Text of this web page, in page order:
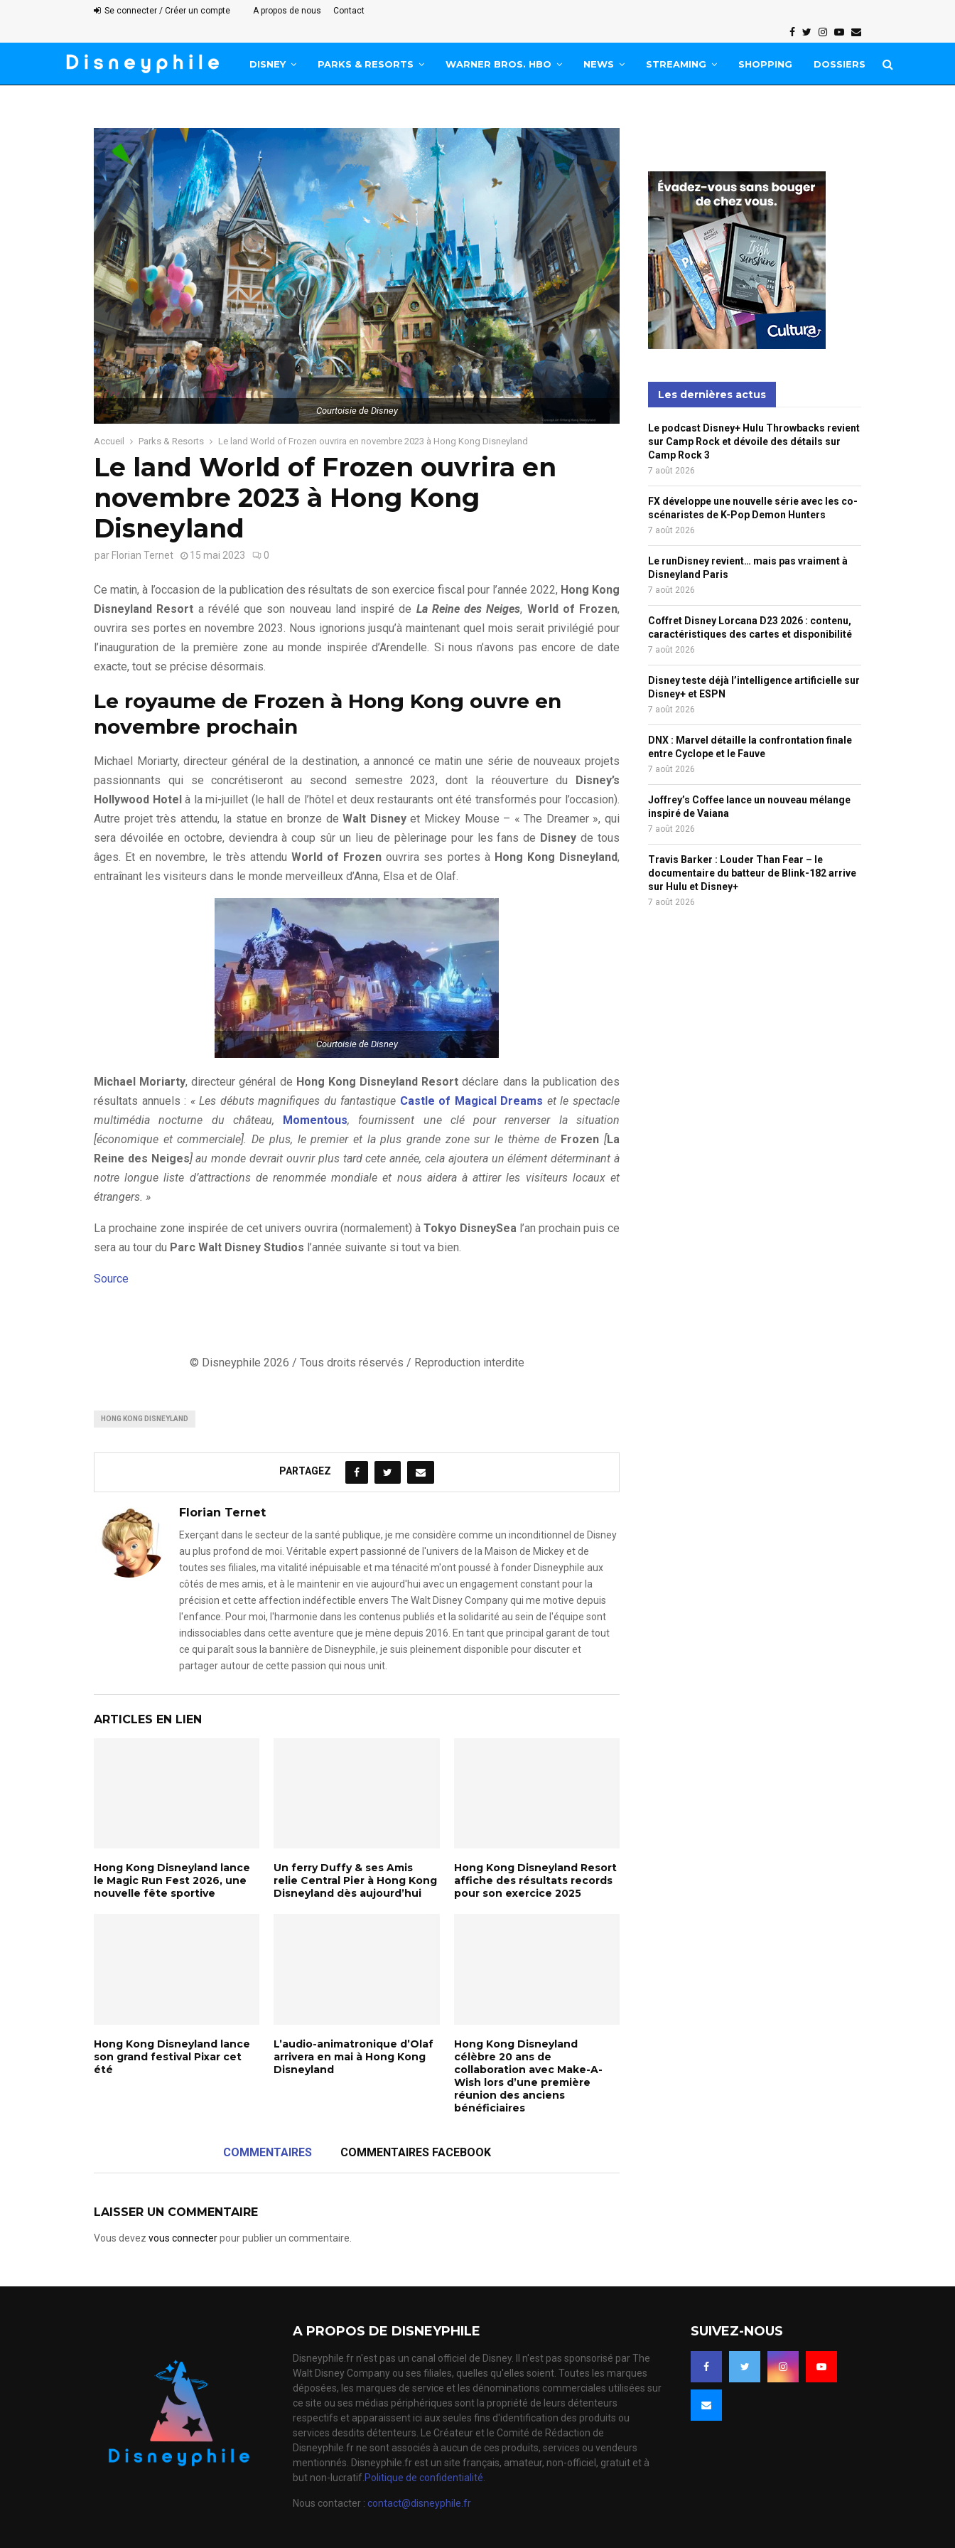
Se connecter / Créer un compte A propos de nous Contact
Facebook
Twitter
Instagram
Youtube
Email
DISNEY PARKS & RESORTS WARNER BROS. HBO NEWS STREAMING SHOPPING DOSSIERS
Courtoisie de Disney
Accueil Parks & Resorts Le land World of Frozen ouvrira en novembre 2023 à Hong Kong Disneyland
Le land World of Frozen ouvrira en
novembre 2023 à Hong Kong
Disneyland
par Florian Ternet 15 mai 2023 0
Ce matin, à l’occasion de la publication des résultats de son exercice fiscal pour l’année 2022, Hong Kong
Disneyland Resort a révélé que son nouveau land inspiré de La Reine des Neiges, World of Frozen,
ouvrira ses portes en novembre 2023. Nous ignorions jusqu’à maintenant quel mois serait privilégié pour
l’inauguration de la première zone au monde inspirée d’Arendelle. Si nous n’avons pas encore de date
exacte, tout se précise désormais.
Le royaume de Frozen à Hong Kong ouvre en
novembre prochain
Michael Moriarty, directeur général de la destination, a annoncé ce matin une série de nouveaux projets
passionnants qui se concrétiseront au second semestre 2023, dont la réouverture du
Disney’s
Hollywood Hotel à la mi-juillet (le hall de l’hôtel et deux restaurants ont été transformés pour l’occasion).
Autre projet très attendu, la statue en bronze deWalt Disneyet Mickey Mouse – « The Dreamer », qui
sera dévoilée en octobre, deviendra à coup sûr un lieu de pèlerinage pour les fans de Disney de tous
âges. Et en novembre, le très attendu World of Frozen ouvrira ses portes à Hong Kong Disneyland,
entraînant les visiteurs dans le monde merveilleux d’Anna, Elsa et de Olaf.
Courtoisie de Disney
Michael Moriarty, directeur général de Hong Kong Disneyland Resort déclare dans la publication des
résultats annuels : « Les débuts magnifiques du fantastique Castle of Magical Dreams et le spectacle
multimédia nocturne du château, Momentous, fournissent une clé pour renverser la situation
[économique et commerciale]. De plus, le premier et la plus grande zone sur le thème de Frozen [La
Reine des Neiges] au monde devrait ouvrir plus tard cete année, cela ajoutera un élément déterminant à
notre longue liste d’attractions de renommée mondiale et nous aidera à attirer les visiteurs locaux et
étrangers. »
La prochaine zone inspirée de cet univers ouvrira (normalement) à Tokyo DisneySea l’an prochain puis ce
sera au tour du Parc Walt Disney Studios l’année suivante si tout va bien.
Source
© Disneyphile 2026 / Tous droits réservés / Reproduction interdite
HONG KONG DISNEYLAND
PARTAGEZ
Florian Ternet
Exerçant dans le secteur de la santé publique, je me considère comme un inconditionnel de Disney
au plus profond de moi. Véritable expert passionné de l'univers de la Maison de Mickey et de
toutes ses filiales, ma vitalité inépuisable et ma ténacité m'ont poussé à fonder Disneyphile aux
côtés de mes amis, et à le maintenir en vie aujourd'hui avec un engagement constant pour la
précision et cette affection indéfectible envers The Walt Disney Company qui me motive depuis
l'enfance. Pour moi, l'harmonie dans les contenus publiés et la solidarité au sein de l'équipe sont
indissociables dans cette aventure que je mène depuis 2016. En tant que principal garant de tout
ce qui paraît sous la bannière de Disneyphile, je suis pleinement disponible pour discuter et
partager autour de cette passion qui nous unit.
ARTICLES EN LIEN
Hong Kong Disneyland lance
le Magic Run Fest 2026, une
nouvelle fête sportive
Un ferry Duffy & ses Amis
relie Central Pier à Hong Kong
Disneyland dès aujourd’hui
Hong Kong Disneyland Resort
affiche des résultats records
pour son exercice 2025
Hong Kong Disneyland lance
son grand festival Pixar cet
été
L’audio-animatronique d’Olaf
arrivera en mai à Hong Kong
Disneyland
Hong Kong Disneyland
célèbre 20 ans de
collaboration avec Make-A-
Wish lors d’une première
réunion des anciens
bénéficiaires
COMMENTAIRES COMMENTAIRES FACEBOOK
LAISSER UN COMMENTAIRE
Vous devez vous connecterpour publier un commentaire.
Les dernières actus
Le podcast Disney+ Hulu Throwbacks revient
sur Camp Rock et dévoile des détails sur
Camp Rock 3
7 août 2026
FX développe une nouvelle série avec les co-
scénaristes de K-Pop Demon Hunters
7 août 2026
Le runDisney revient… mais pas vraiment à
Disneyland Paris
7 août 2026
Coffret Disney Lorcana D23 2026 : contenu,
caractéristiques des cartes et disponibilité
7 août 2026
Disney teste déjà l’intelligence artificielle sur
Disney+ et ESPN
7 août 2026
DNX : Marvel détaille la confrontation finale
entre Cyclope et le Fauve
7 août 2026
Joffrey’s Coffee lance un nouveau mélange
inspiré de Vaiana
7 août 2026
Travis Barker : Louder Than Fear – le
documentaire du batteur de Blink-182 arrive
sur Hulu et Disney+
7 août 2026
A PROPOS DE DISNEYPHILE
Disneyphile.fr n'est pas un canal officiel de Disney. Il n'est pas sponsorisé par The
Walt Disney Company ou ses filiales, quelles qu'elles soient. Toutes les marques
déposées, les marques de service et les dénominations commerciales utilisées sur
ce site ou ses médias périphériques sont la propriété de leurs détenteurs
respectifs et apparaissent ici aux seules fins d'identification des produits ou
services desdits détenteurs. Le Créateur et le Comité de Rédaction de
Disneyphile.fr ne sont associés à aucun de ces produits, services ou vendeurs
mentionnés. Disneyphile.fr est un site français, amateur, non-officiel, gratuit et à
but non-lucratif. Politique de confidentialité.
Nous contacter : contact@disneyphile.fr
SUIVEZ-NOUS